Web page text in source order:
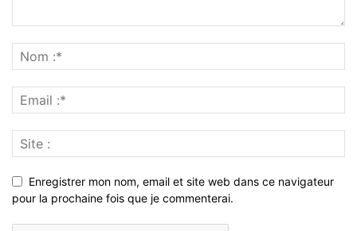
Enregistrer mon nom, email et site web dans ce navigateur
pour la prochaine fois que je commenterai.